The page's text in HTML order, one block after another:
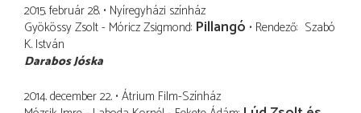
2015. február 28. Nyíregyházi színház
Gyökössy Zsolt - Móricz Zsigmond Pillangó Rendező Szabó
K. István
Darabos Jóska
2014. december 22. Átrium Film-Színház